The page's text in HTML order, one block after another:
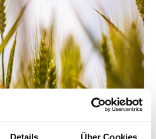
Details Über Cookies